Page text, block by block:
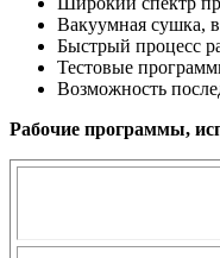
Вакуумная сушка,
Быстрый процесс
Тестовые
Возможность
Рабочие программы,